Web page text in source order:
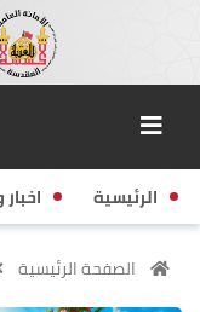
الرئيسية
الصفحة الرئيسية